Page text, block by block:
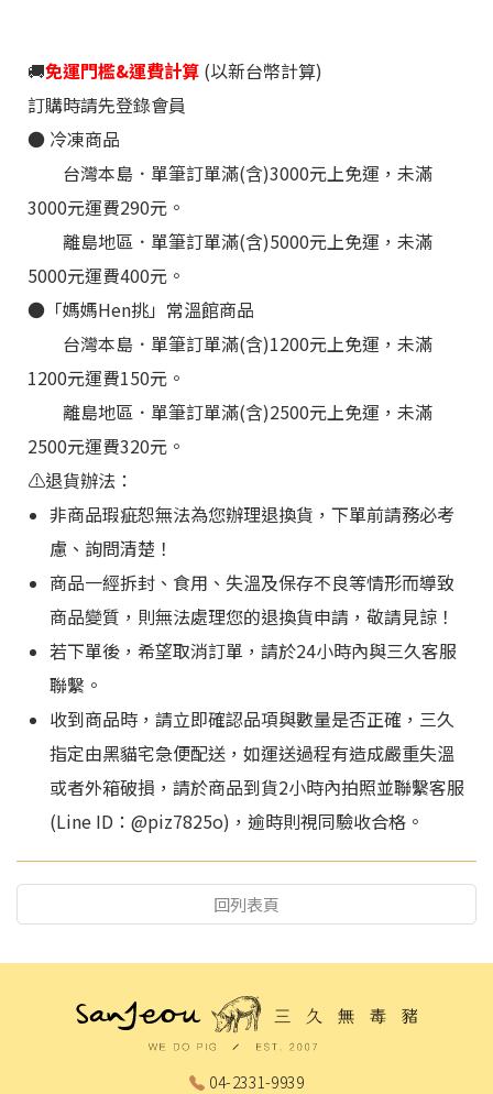
🚚免運門檻&運費計算 (以新台幣計算)
訂購時請先登錄會員
● 冷凍商品
台灣本島．單筆訂單滿(含)3000元上免運，未滿
3000元運費290元。
離島地區 ． 單筆訂單滿(含)5000元上免運，未滿
5000元運費400元。
● 「媽媽Hen挑」 常溫館商品
台灣本島 ． 單筆訂單滿(含)1200元上免運，未滿
1200元運費150元。
離島地區 ． 單筆訂單滿(含)2500元上免運，未滿
2500元運費320元。
⚠️退貨辦法：
非商品瑕疵恕無法為您辦理退換貨，下單前請務必考
慮、詢問清楚！
商品一經拆封、食用、失溫及保存不良等情形而導致
商品變質，則無法處理您的退換貨申請，敬請見諒！
若下單後，希望取消訂單，請於24小時內與三久客服
聯繫。
收到商品時，請立即確認品項與數量是否正確，三久
指定由黑貓宅急便配送，如運送過程有造成嚴重失溫
或者外箱破損，請於商品到貨2小時內拍照並聯繫客服
(Line ID：@piz7825o)，逾時則視同驗收合格。
回列表頁
04-2331-9939